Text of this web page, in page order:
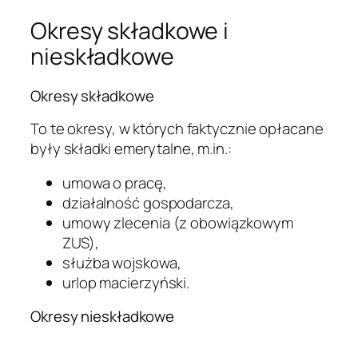
Okresy składkowe i
nieskładkowe
Okresy składkowe
To te okresy, w których faktycznie opłacane
były składki emerytalne, m.in.:
umowa o pracę,
działalność gospodarcza,
umowy zlecenia (z obowiązkowym
ZUS),
służba wojskowa,
urlop macierzyński.
Okresy nieskładkowe